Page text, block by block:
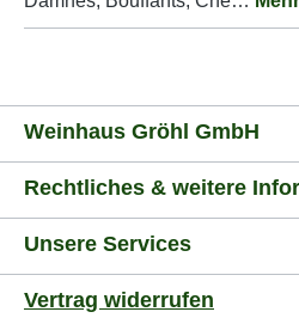
Weinhaus Gröhl GmbH
Rechtliches & weitere
Unsere Services
Vertrag widerrufen